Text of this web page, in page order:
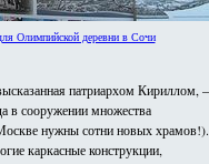
Олимпийской деревни в Сочи
патриархом Кириллом, –
в сооружении множества
нужны сотни новых храмов!).
каркасные конструкции,